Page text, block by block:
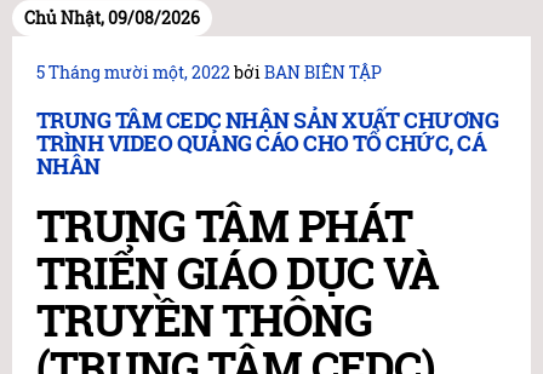
Chủ Nhật, 09/08/2026
Đăng
5 Tháng mười một, 2022bởiBAN BIÊN TẬP
TRUNG TÂM CEDC NHẬN SẢN XUẤT CHƯƠNG
TRÌNH VIDEO QUẢNG CÁO CHO TỔ CHỨC, CÁ
NHÂN
TRUNG TÂM PHÁT
TRIỂN GIÁO DỤC VÀ
TRUYỀN THÔNG